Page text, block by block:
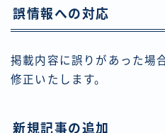
誤情報への対応
掲載内容に誤りがあった場
修正いたします。
新規記事の追加